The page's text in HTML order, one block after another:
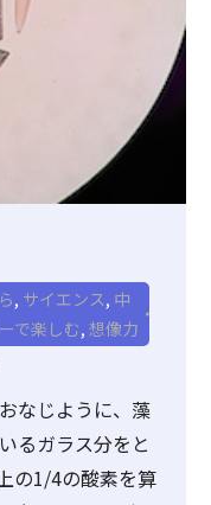
, サイエンス, 中
で楽しむ, 想像力
なじように、藻
るガラス分をと
の1/4の酸素を算